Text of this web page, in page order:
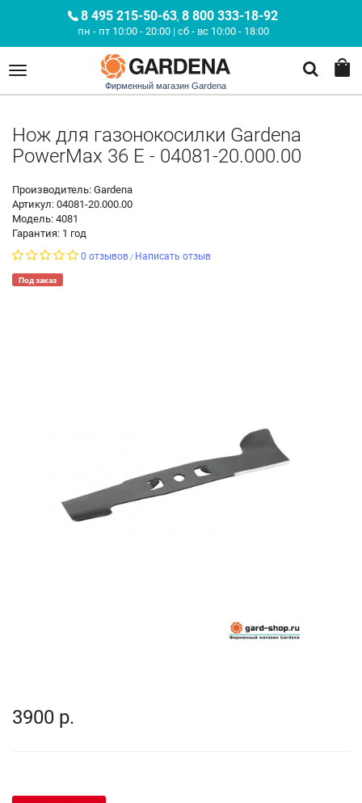
8 495 215-50-63, 8 800 333-18-92
пн - пт 10:00 - 20:00 | сб - вс 10:00 - 18:00
Фирменный магазин Gardena
Нож для газонокосилки Gardena
PowerMax 36 E - 04081-20.000.00
Производитель: Gardena
Артикул: 04081-20.000.00
Модель: 4081
Гарантия: 1 год
0 отзывов / Написать отзыв
Под заказ
3900 р.